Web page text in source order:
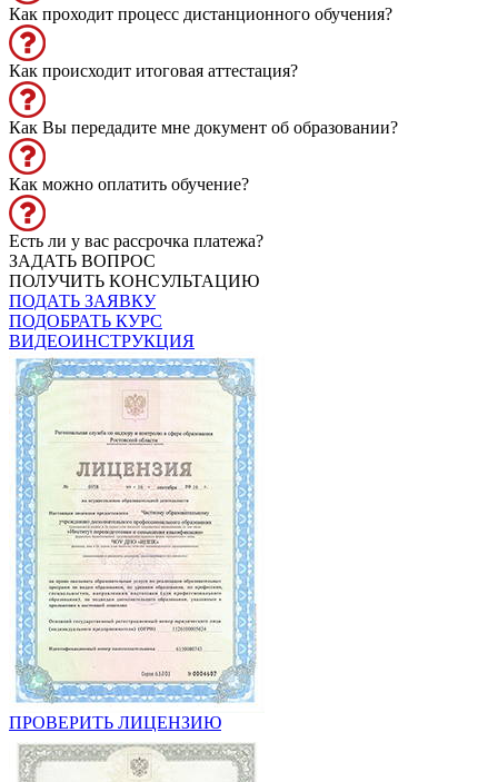
Как проходит процесс дистанционного обучения?
Как происходит итоговая аттестация?
Как Вы передадите мне документ об образовании?
Как можно оплатить обучение?
Есть ли у вас рассрочка платежа?
ЗАДАТЬ ВОПРОС
ПОЛУЧИТЬ КОНСУЛЬТАЦИЮ
ПОДАТЬ ЗАЯВКУ
ПОДОБРАТЬ КУРС
ВИДЕОИНСТРУКЦИЯ
ПРОВЕРИТЬ ЛИЦЕНЗИЮ